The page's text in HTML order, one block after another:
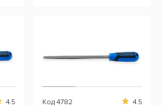
4.5 Код 4782 4.5